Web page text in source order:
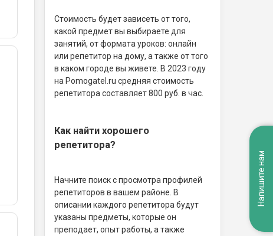
Стоимость будет зависеть от того,
какой предмет вы выбираете для
занятий, от формата уроков: онлайн
или репетитор на дому, а также от того
в каком городе вы живете. В 2023 году
на Pomogatel.ru cредняя стоимость
репетитора составляет 800 руб. в час.
Как найти хорошего
репетитора?
Начните поиск с просмотра профилей
репетиторов в вашем районе. В
описании каждого репетитора будут
указаны предметы, которые он
преподает, опыт работы, а также
Напишите нам